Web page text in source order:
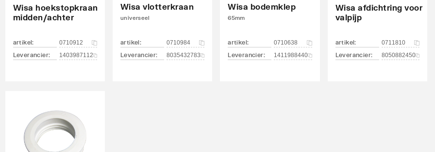
Wisa hoekstopkraan
midden/achter
artikel: 0710912
Leverancier: 1403987112
Wisa vlotterkraan
universeel
artikel: 0710984
Leverancier: 8035432783
Wisa bodemklep
65mm
artikel: 0710638
Leverancier: 1411988440
Wisa afdichtring voor
valpijp
artikel: 0711810
Leverancier: 8050882450